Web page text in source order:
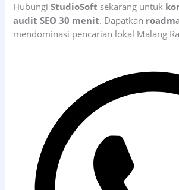
HubungiStudioSoft sekarang untuk
audit SEO 30 menit. Dapatkan
mendominasi pencarian lokal Malang